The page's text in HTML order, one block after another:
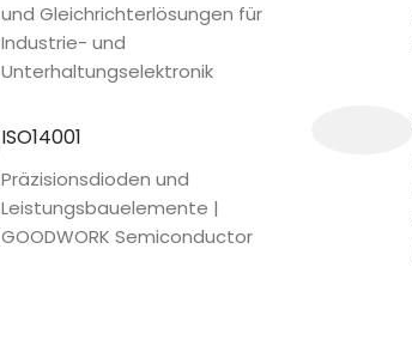
und Gleichrichterlösungen für
Industrie- und
Unterhaltungselektronik
ISO14001
Präzisionsdioden und
Leistungsbauelemente |
GOODWORK Semiconductor